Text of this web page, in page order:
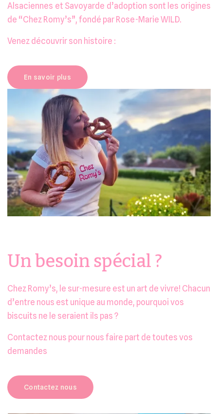
Alsaciennes et Savoyarde d’adoption sont les origines
de “Chez Romy’s”, fondé par Rose-Marie WILD.
Venez découvrir son histoire :
En savoir plus
Un besoin spécial ?
Chez Romy’s, le sur-mesure est un art de vivre! Chacun
d’entre nous est unique au monde, pourquoi vos
biscuits ne le seraient ils pas ?
Contactez nous pour nous faire part de toutes vos
demandes
Contactez nous